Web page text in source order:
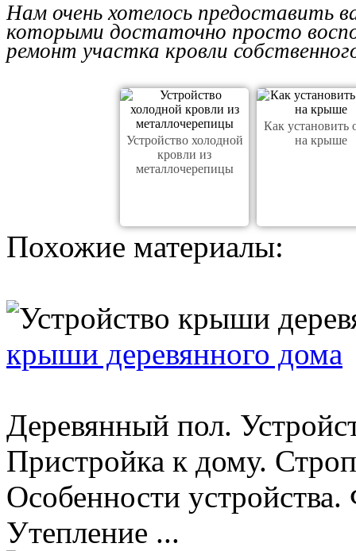
Нам очень хотелось предоставить
которыми достаточно просто
ремонт участка кровли
Устройство холодной
кровли из
металлочерепицы
Как установить
на крыше
Похожие материалы:
крыши деревянного дома
Деревянный пол.
Пристройка к дому.
Особенности
Утепление ...